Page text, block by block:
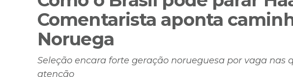
Comentarista aponta
Noruega
Seleção encara forte geração norueguesa por vaga nas
atenção